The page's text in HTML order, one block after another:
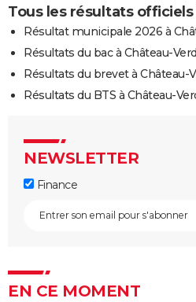
Tous les résultats
Résultat municipale 2026 à
Résultats du bac à Château-
Résultats du brevet à Château-
Résultats du BTS à Château-
NEWSLETTER
Finance
EN CE MOMENT